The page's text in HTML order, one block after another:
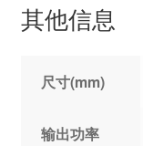
其他信息
尺寸(mm)
输出功率